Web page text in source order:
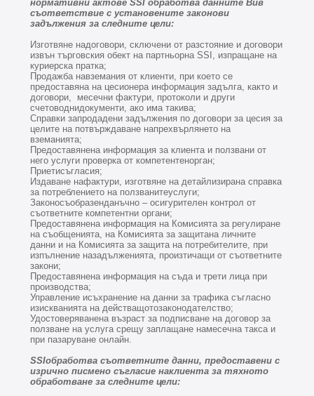
нормативни актове SSI обработва данните Вив
съответствие с установените законови
задължения за следните цели:
Изготвяне надоговори, сключени от разстояние и договори
извън търговския обект на партньорна SSI, изпращане на
куриерска пратка;
Продажба навземания от клиенти, при което се
предоставяна на цесионера информация задълга, както и
договори, месечни фактури, протоколи и други
счетоводнидокументи, ако има такива;
Справки запродадени задължения по договори за цесия за
целите на потвърждаване напрехвърлянето на
вземанията;
Предоставянена информация за клиента и ползвани от
него услуги проверка от компетентенорган;
Приетисъгласия;
Издаване нафактури, изготвяне на детайлизирана справка
за потреблението на ползванитеуслуги;
Законосъобразенданъчно – осигурителен контрол от
съответните компетентни органи;
Предоставянена информация на Комисията за регулиране
на съобщенията, на Комисията за защитана личните
данни и на Комисията за защита на потребителите, при
изпълнение назадълженията, произтичащи от съответните
закони;
Предоставянена информация на съда и трети лица при
производства;
Управление исъхранение на данни за трафика съгласно
изискванията на действащотозаконодателство;
Удостоверяванена възраст за подписване на договор за
ползване на услуга срещу заплащане намесечна такса и
при пазаруване онлайн.
SSIобработва съответните данни, предоставени с
изрично писмено съгласие наклиента за тяхното
обработване за следните цели: